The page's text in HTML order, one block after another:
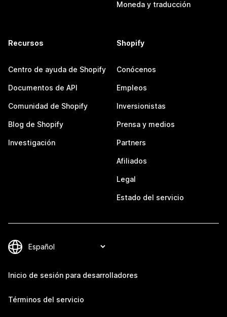
Moneda y traducción
Recursos
Centro de ayuda de Shopify
Documentos de API
Comunidad de Shopify
Blog de Shopify
Investigación
Shopify
Conócenos
Empleos
Inversionistas
Prensa y medios
Partners
Afiliados
Legal
Estado del servicio
Inicio de sesión para desarrolladores
Términos del servicio